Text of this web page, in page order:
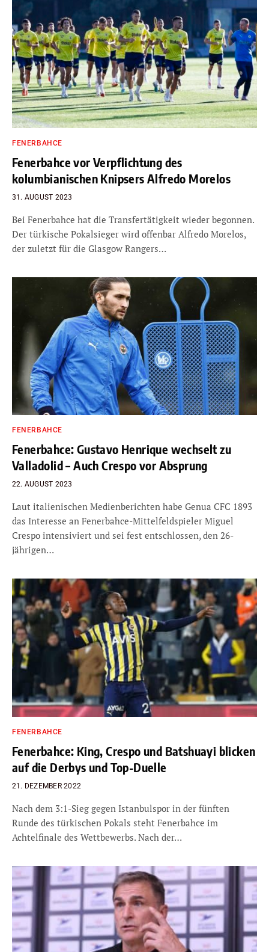
FENERBAHCE
Fenerbahce vor Verpflichtung des
kolumbianischen Knipsers Alfredo Morelos
31. AUGUST 2023
Bei Fenerbahce hat die Transfertätigkeit wieder begonnen.
Der türkische Pokalsieger wird offenbar Alfredo Morelos,
der zuletzt für die Glasgow Rangers…
FENERBAHCE
Fenerbahce: Gustavo Henrique wechselt zu
Valladolid – Auch Crespo vor Absprung
22. AUGUST 2023
Laut italienischen Medienberichten habe Genua CFC 1893
das Interesse an Fenerbahce-Mittelfeldspieler Miguel
Crespo intensiviert und sei fest entschlossen, den 26-
jährigen…
FENERBAHCE
Fenerbahce: King, Crespo und Batshuayi blicken
auf die Derbys und Top-Duelle
21. DEZEMBER 2022
Nach dem 3:1-Sieg gegen Istanbulspor in der fünften
Runde des türkischen Pokals steht Fenerbahce im
Achtelfinale des Wettbewerbs. Nach der…